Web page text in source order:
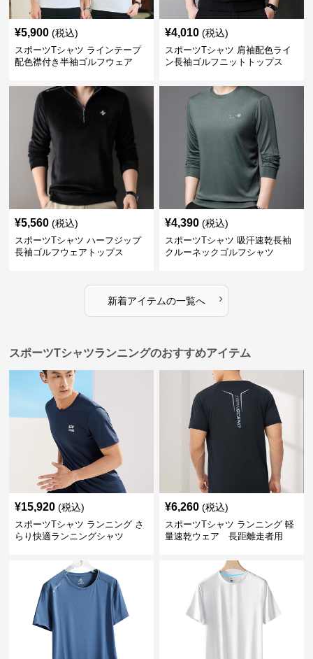
¥5,900 (税込)
スポーツTシャツ ラインテープ
配色襟付き半袖ゴルフウェア
¥4,010 (税込)
スポーツTシャツ 肩袖配色ライ
ン長袖ゴルフニットトップス
¥5,560 (税込)
スポーツTシャツ ハーフジップ
長袖ゴルフウェアトップス
¥4,390 (税込)
スポーツTシャツ 吸汗速乾長袖
クルーネックゴルフシャツ
新着アイテムの一覧へ ›
スポーツTシャツランニングのおすすめアイテム
¥15,920 (税込)
スポーツTシャツ ランニング さ
らり快適ランニングシャツ
¥6,260 (税込)
スポーツTシャツ ランニング 軽
量速乾ウェア 長距離走者用